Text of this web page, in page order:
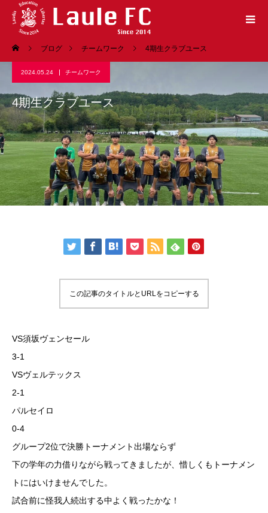
ブログ チームワーク 4期生クラブユース
2024.05.24 チームワーク
4期生クラブユース
この記事のタイトルとURLをコピーする
VS須坂ヴェンセール
3-1
VSヴェルテックス
2-1
パルセイロ
0-4
グループ2位で決勝トーナメント出場ならず
下の学年の力借りながら戦ってきましたが、惜しくもトーナメン
トにはいけませんでした。
試合前に怪我人続出する中よく戦ったかな！